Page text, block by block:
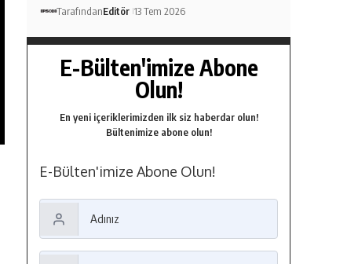
TarafındanEditör 13 Tem 2026
E-Bülten'imize Abone
Olun!
En yeni içeriklerimizden ilk siz haberdar olun!
Bültenimize abone olun!
E-Bülten'imize Abone Olun!